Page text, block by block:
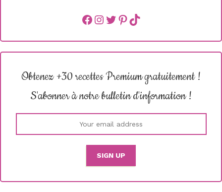
Facebook
instagram
Twitter
Pinterest
TikTok
Obtenez +30 recettes Premium gratuitement !
S'abonner à notre bulletin d'information !